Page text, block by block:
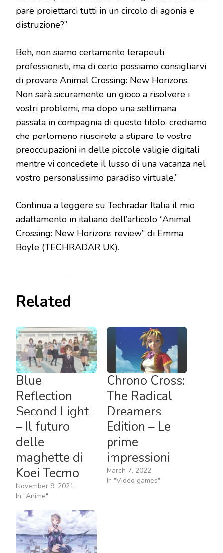
pare proiettarci tutti in un circolo di agonia e
distruzione?”
Beh, non siamo certamente terapeuti
professionisti, ma di certo possiamo consigliarvi
di provare Animal Crossing: New Horizons.
Non sarà sicuramente un gioco a risolvere i
vostri problemi, ma dopo una settimana
passata in compagnia di questo titolo, crediamo
che perlomeno riuscirete a stipare le vostre
preoccupazioni in delle piccole valigie digitali
mentre vi concedete il lusso di una vacanza nel
vostro personalissimo paradiso virtuale.”
Continua a leggere su Techradar Italia il mio
adattamento in italiano dell’articolo “Animal
Crossing: New Horizons review” di Emma
Boyle (TECHRADAR UK).
Related
Blue
Reflection
Second Light
– Il futuro
delle
maghette di
Koei Tecmo
November 9, 2021
In "Anime"
Chrono Cross:
The Radical
Dreamers
Edition – Le
prime
impressioni
March 7, 2022
In "Video games"